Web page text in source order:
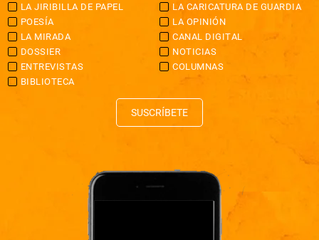
LA JIRIBILLA DE PAPEL
LA CARICATURA DE GUARDIA
POESÍA
LA OPINIÓN
LA MIRADA
CANAL DIGITAL
DOSSIER
NOTICIAS
ENTREVISTAS
COLUMNAS
BIBLIOTECA
SUSCRÍBETE